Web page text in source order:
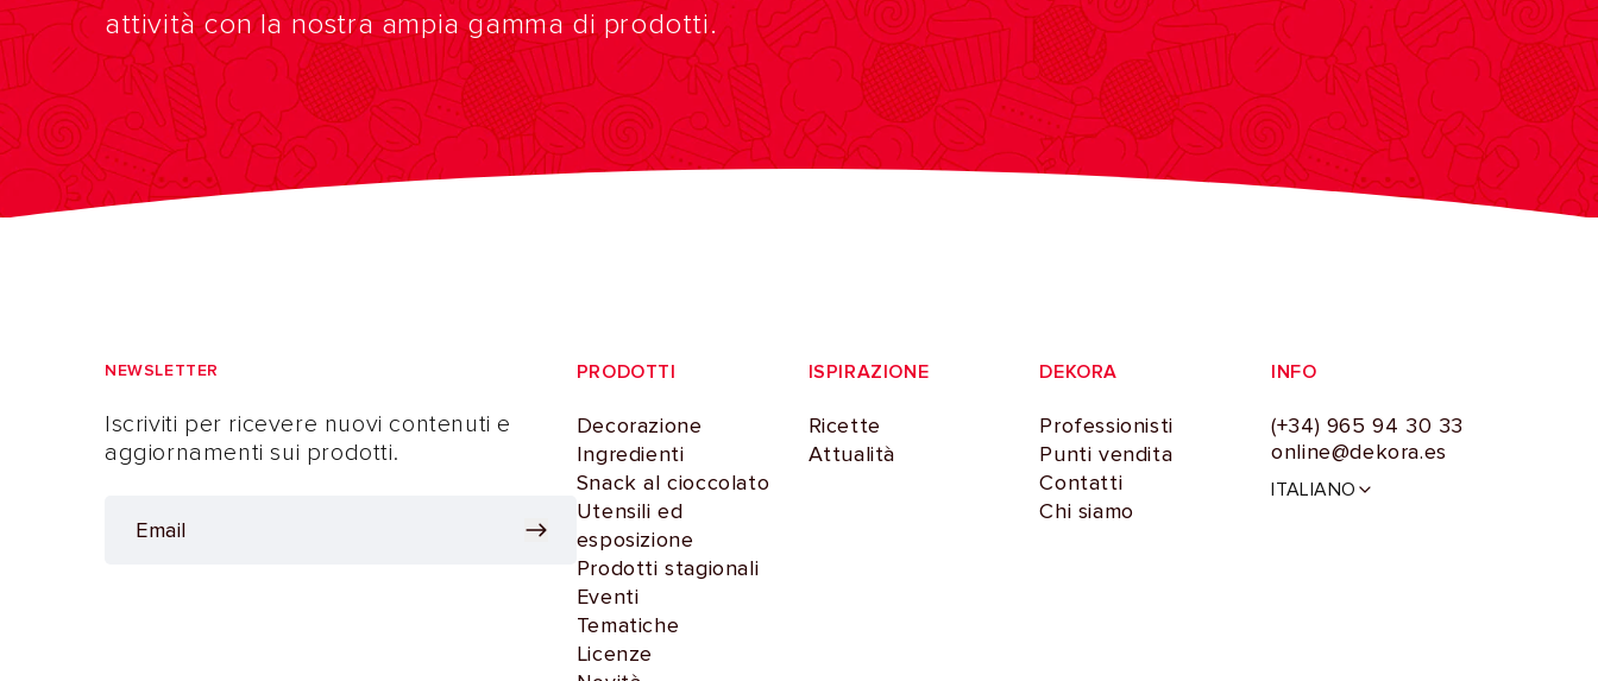
attività con la nostra ampia gamma di prodotti.
NEWSLETTER
Iscriviti per ricevere nuovi contenuti e
aggiornamenti sui prodotti.
PRODOTTI
Decorazione
Ingredienti
Snack al cioccolato
Utensili ed
esposizione
Prodotti stagionali
Eventi
Tematiche
Licenze
ISPIRAZIONE
Ricette
Attualità
DEKORA
Professionisti
Punti vendita
Contatti
Chi siamo
INFO
(+34) 965 94 30 33
online@dekora.es
iITALIANO